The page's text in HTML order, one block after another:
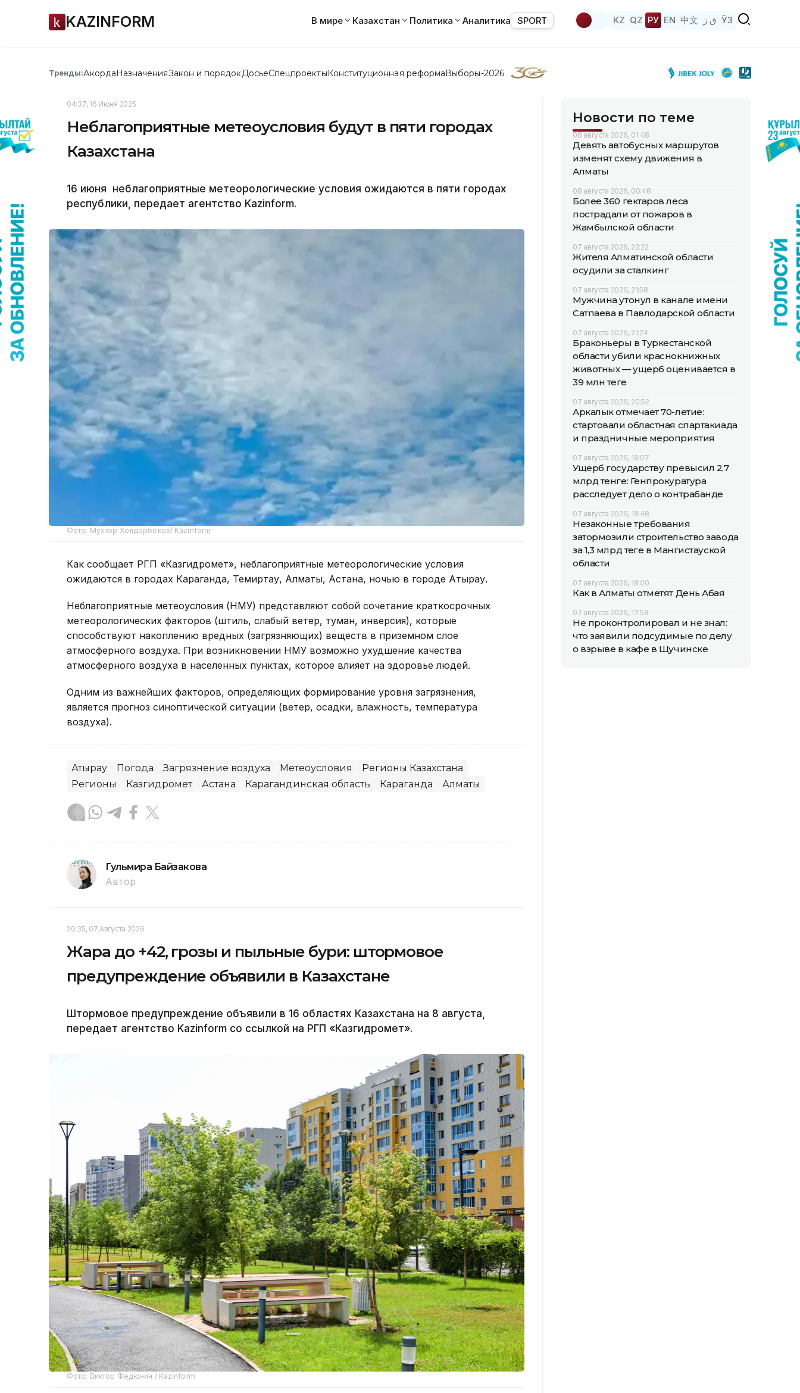
KAZINFORM В мире Казахстан Политика Аналитика SPORT KZ QZ РУ EN 中文 ق ز ЎЗ
Тренды:АкордаНазначенияЗакон и порядок ДосьеСпецпроектыКонституционная реформаВыборы-2026
04:37, 16 Июня 2025
Неблагоприятные метеоусловия будут в пяти городах
Казахстана
16 июня неблагоприятные метеорологические условия ожидаются в пяти городах
республики, передает агентство Kazinform.
Фото: Мухтор Холдорбеков/ Kazinform
Как сообщает РГП «Казгидромет», неблагоприятные метеорологические условия
ожидаются в городах Караганда, Темиртау, Алматы, Астана, ночью в городе Атырау.
Неблагоприятные метеоусловия (НМУ) представляют собой сочетание краткосрочных
метеорологических факторов (штиль, слабый ветер, туман, инверсия), которые
способствуют накоплению вредных (загрязняющих) веществ в приземном слое
атмосферного воздуха. При возникновении НМУ возможно ухудшение качества
атмосферного воздуха в населенных пунктах, которое влияет на здоровье людей.
Одним из важнейших факторов, определяющих формирование уровня загрязнения,
является прогноз синоптической ситуации (ветер, осадки, влажность, температура
воздуха).
Атырау Погода Загрязнение воздуха Метеоусловия
Регионы Казахстана
Регионы
Казгидромет Астана Карагандинская область Караганда Алматы
Гульмира Байзакова
Автор
20:35, 07 Августа 2026
Жара до +42, грозы и пыльные бури: штормовое
предупреждение объявили в Казахстане
Штормовое предупреждение объявили в 16 областях Казахстана на 8 августа,
передает агентство Kazinform со ссылкой на РГП «Казгидромет».
Фото: Виктор Федюнин / Kazinform
Новости по теме
08 августа 2026, 01:48
Девять автобусных маршрутов
изменят схему движения в
Алматы
08 августа 2026, 00:48
Более 360 гектаров леса
пострадали от пожаров в
Жамбылской области
07 августа 2026, 22:22
Жителя Алматинской области
осудили за сталкинг
07 августа 2026, 21:58
Мужчина утонул в канале имени
Сатпаева в Павлодарской области
07 августа 2026, 21:24
Браконьеры в Туркестанской
области убили краснокнижных
животных — ущерб оценивается в
39 млн теңге
07 августа 2026, 20:52
Аркалык отмечает 70-летие:
стартовали областная спартакиада
и праздничные мероприятия
07 августа 2026, 19:07
Ущерб государству превысил 2,7
млрд тенге: Генпрокуратура
расследует дело о контрабанде
07 августа 2026, 18:48
Незаконные требования
затормозили строительство завода
за 1,3 млрд теңге в Мангистауской
области
07 августа 2026, 18:00
Как в Алматы отметят День Абая
07 августа 2026, 17:58
Не проконтролировал и не знал:
что заявили подсудимые по делу
о взрыве в кафе в Щучинске